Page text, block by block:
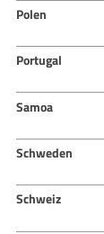
Polen
Portugal
Samoa
Schweden
Schweiz